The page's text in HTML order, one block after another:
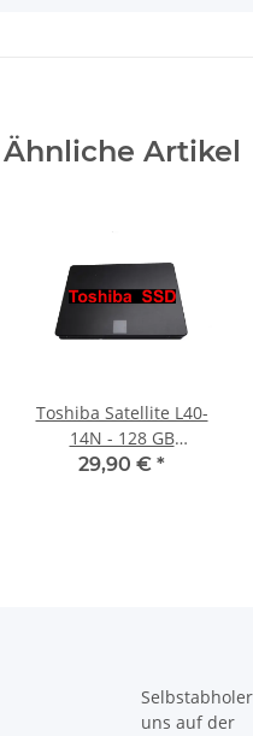
Ähnliche Artikel
Toshiba Satellite L40-
14N - 128 GB
SSD/Festplatte SATA
29,90 € *
uns auf der